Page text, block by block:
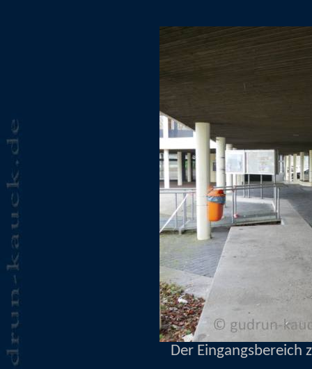
Der Eingangsbereich